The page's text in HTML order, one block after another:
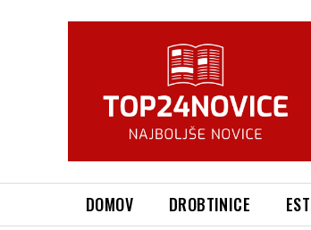
DOMOV DROBTINICE